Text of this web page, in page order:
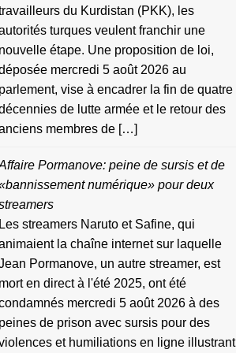
du Kurdistan (PKK), les
turques veulent franchir une
nouvelle étape. Une proposition de loi,
mercredi 5 août 2026 au
parlement, vise à encadrer la fin de quatre
de lutte armée et le retour des
membres de […]
Pormanove: peine de sursis et de
numérique» pour deux
Les streamers Naruto et Safine, qui
la chaîne internet sur laquelle
Pormanove, un autre streamer, est
mort en direct à l'été 2025, ont été
mercredi 5 août 2026 à des
peines de prison avec sursis pour des
et humiliations en ligne illustrant